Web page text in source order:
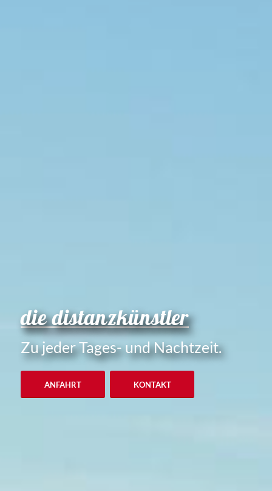
die distanzkünstler
Zu jeder Tages- und Nachtzeit.
ANFAHRT KONTAKT